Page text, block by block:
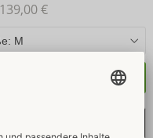
139,00 €